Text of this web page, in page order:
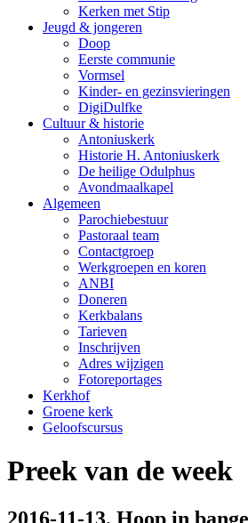
Kerken met Stip
Jeugd & jongeren
Doop
Eerste communie
Vormsel
Kinder- en gezinsvieringen
DigiDulfke
Cultuur & historie
Antoniuskerk
Historie H. Antoniuskerk
De heilige Odulphus
Avondmaalkapel
Algemeen
Parochiebestuur
Pastoraal team
Contactgroep
Werkgroepen en koren
ANBI
Doneren
Kerkbalans
Tarieven
Inschrijven
Adres wijzigen
Fotoreportages
Kerkhof
Groene kerk
Geloofscursus
Preek van de week